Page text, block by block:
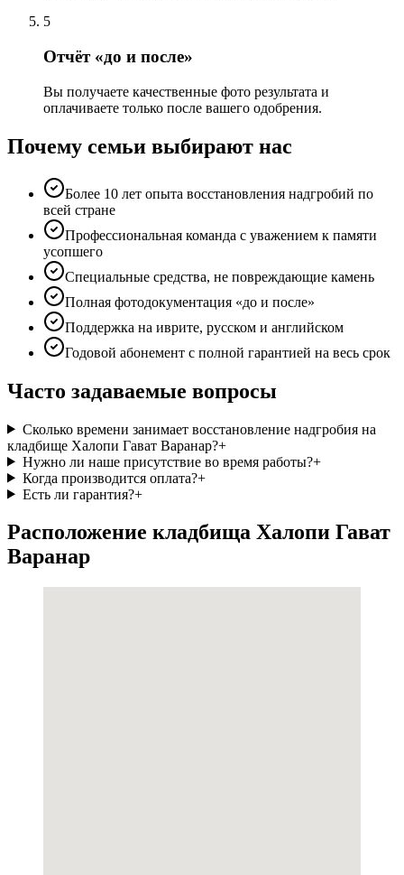
5
Отчёт «до и после»
Вы получаете качественные фото результата и
оплачиваете только после вашего одобрения.
Почему семьи выбирают нас
Более 10 лет опыта восстановления надгробий по
всей стране
Профессиональная команда с уважением к памяти
усопшего
Специальные средства, не повреждающие камень
Полная фотодокументация «до и после»
Поддержка на иврите, русском и английском
Годовой абонемент с полной гарантией на весь срок
Часто задаваемые вопросы
Сколько времени занимает восстановление надгробия на
кладбище Халопи Гават Варанар?+
Нужно ли наше присутствие во время работы?+
Когда производится оплата?+
Есть ли гарантия?+
Расположение кладбища Халопи Гават
Варанар